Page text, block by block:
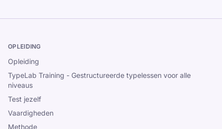
OPLEIDING
Opleiding
TypeLab Training - Gestructureerde typelessen voor alle
niveaus
Test jezelf
Vaardigheden
Methode